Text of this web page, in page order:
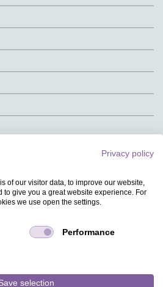
Privacy policy
of our visitor data, to improve our website,
give you a great website experience. For
we use open the settings.
Performance
selection